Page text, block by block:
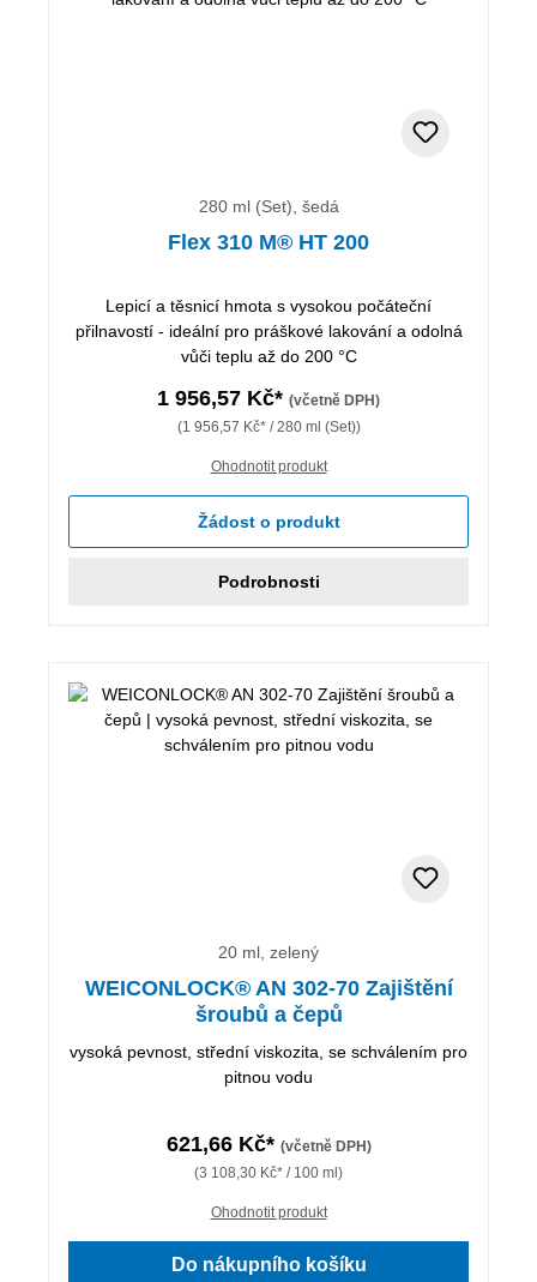
280 ml (Set), šedá
Flex 310 M® HT 200
Lepicí a těsnicí hmota s vysokou počáteční
přilnavostí - ideální pro práškové lakování a odolná
vůči teplu až do 200 °C
1 956,57 Kč* (včetně DPH)
(1 956,57 Kč* / 280 ml (Set))
Ohodnotit produkt
Žádost o produkt
Podrobnosti
20 ml, zelený
WEICONLOCK® AN 302-70 Zajištění
šroubů a čepů
vysoká pevnost, střední viskozita, se schválením pro
pitnou vodu
621,66 Kč* (včetně DPH)
(3 108,30 Kč* / 100 ml)
Ohodnotit produkt
Do nákupního košíku